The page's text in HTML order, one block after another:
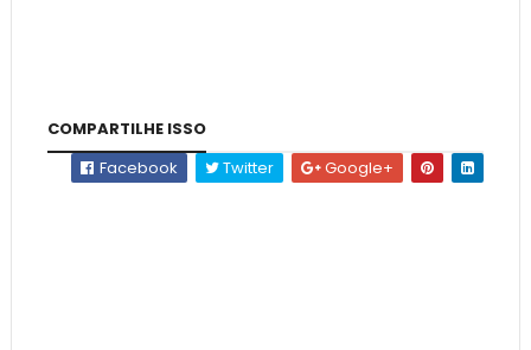
COMPARTILHE ISSO
Facebook
Twitter Google+